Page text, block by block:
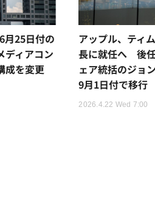
月25日付の
ィアコン
成を変更
アップル、ティ
長に就任へ 後
ェア統括のジョ
9月1日付で移行
2026.4.22 Wed 7:00